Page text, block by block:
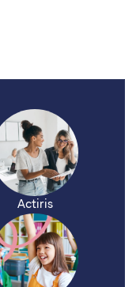
Actiris